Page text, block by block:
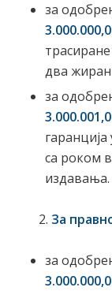
за
два
за
са роком
издавања.
За
за